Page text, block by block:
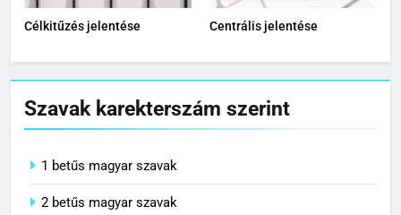
Célkitűzés jelentése Centrális jelentése
Szavak karekterszám szerint
1 betűs magyar szavak
2 betűs magyar szavak